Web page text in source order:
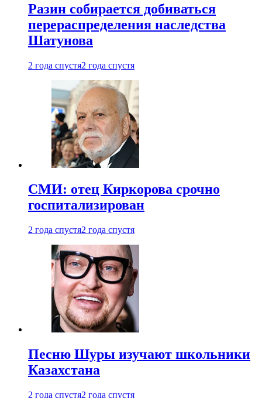
Разин собирается добиваться
перераспределения наследства
Шатунова
2 года спустя2 года спустя
СМИ: отец Киркорова срочно
госпитализирован
2 года спустя2 года спустя
Песню Шуры изучают школьники
Казахстана
2 года спустя2 года спустя